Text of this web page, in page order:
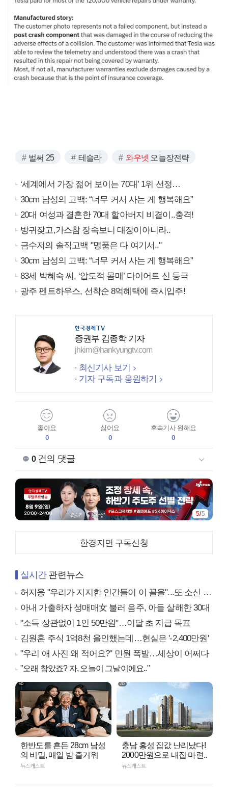
벌써 25 테슬라 와우넷 오늘장전략
‘세계에서 가장 젊어 보이는 70대’ 1위 선정…
30cm 남성의 고백: “너무 커서 사는 게 행복해요”
20대 여성과 결혼한 70대 할아버지 비결이..충격!
방귀잦고,가스참 장속보니 대장이아니라..
금수저의 솔직고백 "명품은 다 여기서.."
30cm 남성의 고백: “너무 커서 사는 게 행복해요”
83세 박혜숙 씨, ‘압도적 몸매’ 다이어트 신 등극
광주 펜트하우스, 선착순 8억혜택에 즉시입주!
증권부 김종학 기자
jhkim@hankyungtv.com
최신기사 보기
기자 구독과 응원하기
좋아요
0
싫어요
0
후속기사 원해요
0
0건의 댓글
1/5
한경지면 구독신청
실시간관련뉴스
허지웅 "우리가 지지한 인간들이 이 꼴을"...또 소신 발언
아내 가출하자 성매매女 불러 음주, 아들 살해한 30대
"소득 상관없이 1인 50만원"…이달 초 지급 목표
김원훈 주식 1억8천 올인했는데…현실은 '-2,400만원'
"우리 애 사진 왜 적어요?" 민원 폭발…세상이 어쩌다
"오래 참았죠? 자, 오늘이 그날이에요.."
한반도를 흔든 28cm 남성
의 비밀, 매일 밤 즐거워
뉴스캐스트
충남 홍성 집값 난리났다!
2000만원으로 내집 마련..
뉴스캐스트